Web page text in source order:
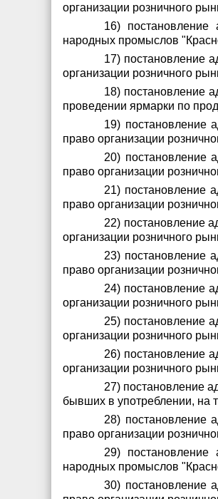
организации розничного
16) постановление
народных промыслов
17) постановление
организации розничного
18) постановление
проведении ярмарки по
19) постановление
право организации
20) постановление
право организации
21) постановление
право организации
22) постановление
организации розничного
23) постановление
право организации
24) постановление
организации розничного
25) постановление
организации розничного
26) постановление
организации розничного
27) постановление
бывших в употреблении, на
28) постановление
право организации
29) постановление
народных промыслов
30) постановление